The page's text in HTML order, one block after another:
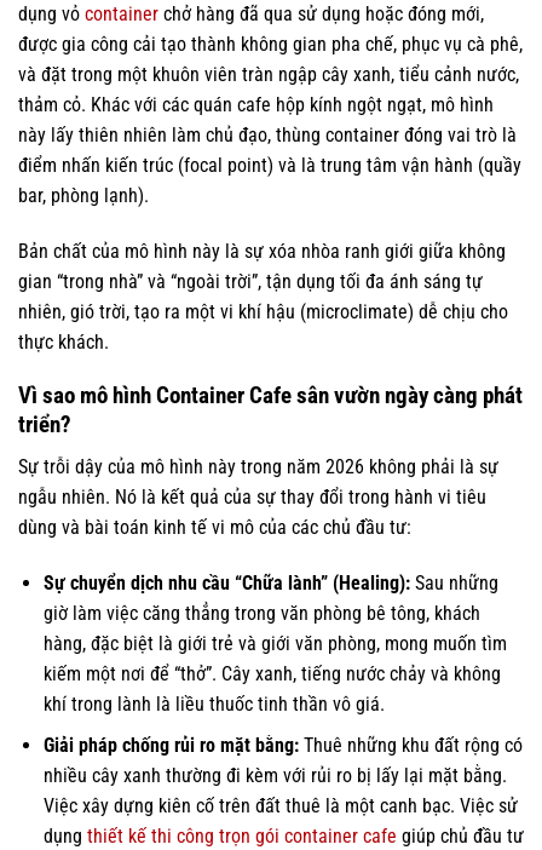
dụng vỏ container chở hàng đã qua sử dụng hoặc đóng mới,
được gia công cải tạo thành không gian pha chế, phục vụ cà phê,
và đặt trong một khuôn viên tràn ngập cây xanh, tiểu cảnh nước,
thảm cỏ. Khác với các quán cafe hộp kính ngột ngạt, mô hình
này lấy thiên nhiên làm chủ đạo, thùng container đóng vai trò là
điểm nhấn kiến trúc (focal point) và là trung tâm vận hành (quầy
bar, phòng lạnh).
Bản chất của mô hình này là sự xóa nhòa ranh giới giữa không
gian “trong nhà” và “ngoài trời”, tận dụng tối đa ánh sáng tự
nhiên, gió trời, tạo ra một vi khí hậu (microclimate) dễ chịu cho
thực khách.
Vì sao mô hình Container Cafe sân vườn ngày càng phát
triển?
Sự trỗi dậy của mô hình này trong năm 2026 không phải là sự
ngẫu nhiên. Nó là kết quả của sự thay đổi trong hành vi tiêu
dùng và bài toán kinh tế vi mô của các chủ đầu tư:
Sự chuyển dịch nhu cầu “Chữa lành” (Healing):Sau những
giờ làm việc căng thẳng trong văn phòng bê tông, khách
hàng, đặc biệt là giới trẻ và giới văn phòng, mong muốn tìm
kiếm một nơi để “thở”. Cây xanh, tiếng nước chảy và không
khí trong lành là liều thuốc tinh thần vô giá.
Giải pháp chống rủi ro mặt bằng:Thuê những khu đất rộng có
nhiều cây xanh thường đi kèm với rủi ro bị lấy lại mặt bằng.
Việc xây dựng kiên cố trên đất thuê là một canh bạc. Việc sử
dụng thiết kế thi công trọn gói container cafe giúp chủ đầu tư